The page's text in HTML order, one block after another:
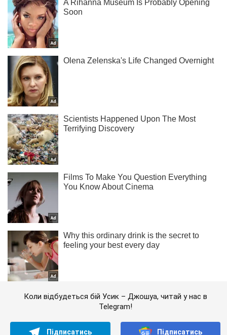
Коли відбудеться бій Усик – Джошуа, читай у нас в
Telegram!
Підписатись Підписатись